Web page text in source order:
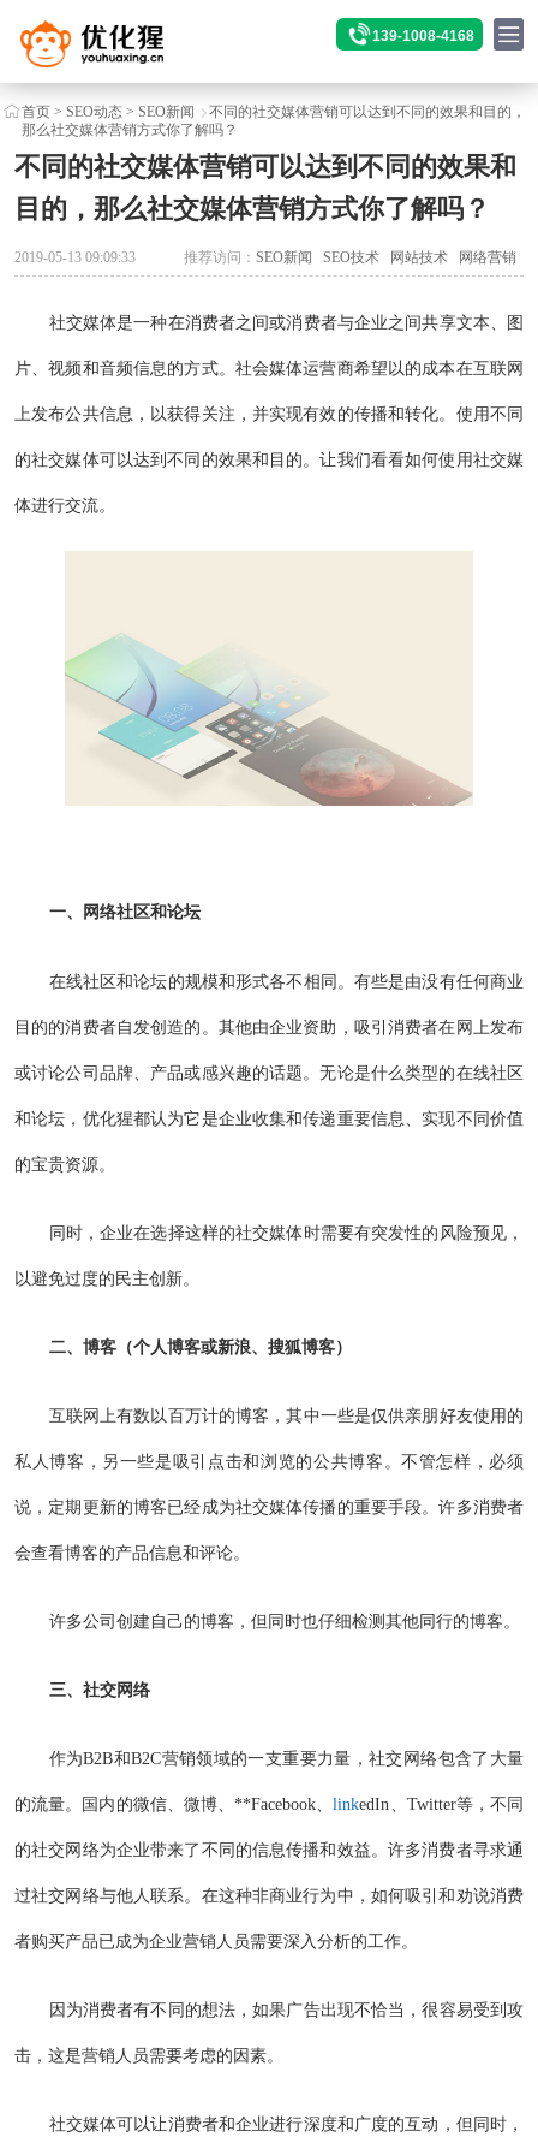
139-1008-4168
首页> SEO动态> SEO新闻
不同的社交媒体营销可以达到不同的效果和目的，
那么社交媒体营销方式你了解吗？
不同的社交媒体营销可以达到不同的效果和
目的，那么社交媒体营销方式你了解吗？
2019-05-13 09:09:33 推荐访问：SEO新闻 SEO技术 网站技术 网络营销
社交媒体是一种在消费者之间或消费者与企业之间共享文本、图
片、视频和音频信息的方式。社会媒体运营商希望以的成本在互联网
上发布公共信息，以获得关注，并实现有效的传播和转化。使用不同
的社交媒体可以达到不同的效果和目的。让我们看看如何使用社交媒
体进行交流。
一、网络社区和论坛
在线社区和论坛的规模和形式各不相同。有些是由没有任何商业
目的的消费者自发创造的。其他由企业资助，吸引消费者在网上发布
或讨论公司品牌、产品或感兴趣的话题。无论是什么类型的在线社区
和论坛，优化猩都认为它是企业收集和传递重要信息、实现不同价值
的宝贵资源。
同时，企业在选择这样的社交媒体时需要有突发性的风险预见，
以避免过度的民主创新。
二、博客（个人博客或新浪、搜狐博客）
互联网上有数以百万计的博客，其中一些是仅供亲朋好友使用的
私人博客，另一些是吸引点击和浏览的公共博客。不管怎样，必须
说，定期更新的博客已经成为社交媒体传播的重要手段。许多消费者
会查看博客的产品信息和评论。
许多公司创建自己的博客，但同时也仔细检测其他同行的博客。
三、社交网络
作为B2B和B2C营销领域的一支重要力量，社交网络包含了大量
的流量。国内的微信、微博、**Facebook、linkedIn、Twitter等，不同
的社交网络为企业带来了不同的信息传播和效益。许多消费者寻求通
过社交网络与他人联系。在这种非商业行为中，如何吸引和劝说消费
者购买产品已成为企业营销人员需要深入分析的工作。
因为消费者有不同的想法，如果广告出现不恰当，很容易受到攻
击，这是营销人员需要考虑的因素。
社交媒体可以让消费者和企业进行深度和广度的互动，但同时，